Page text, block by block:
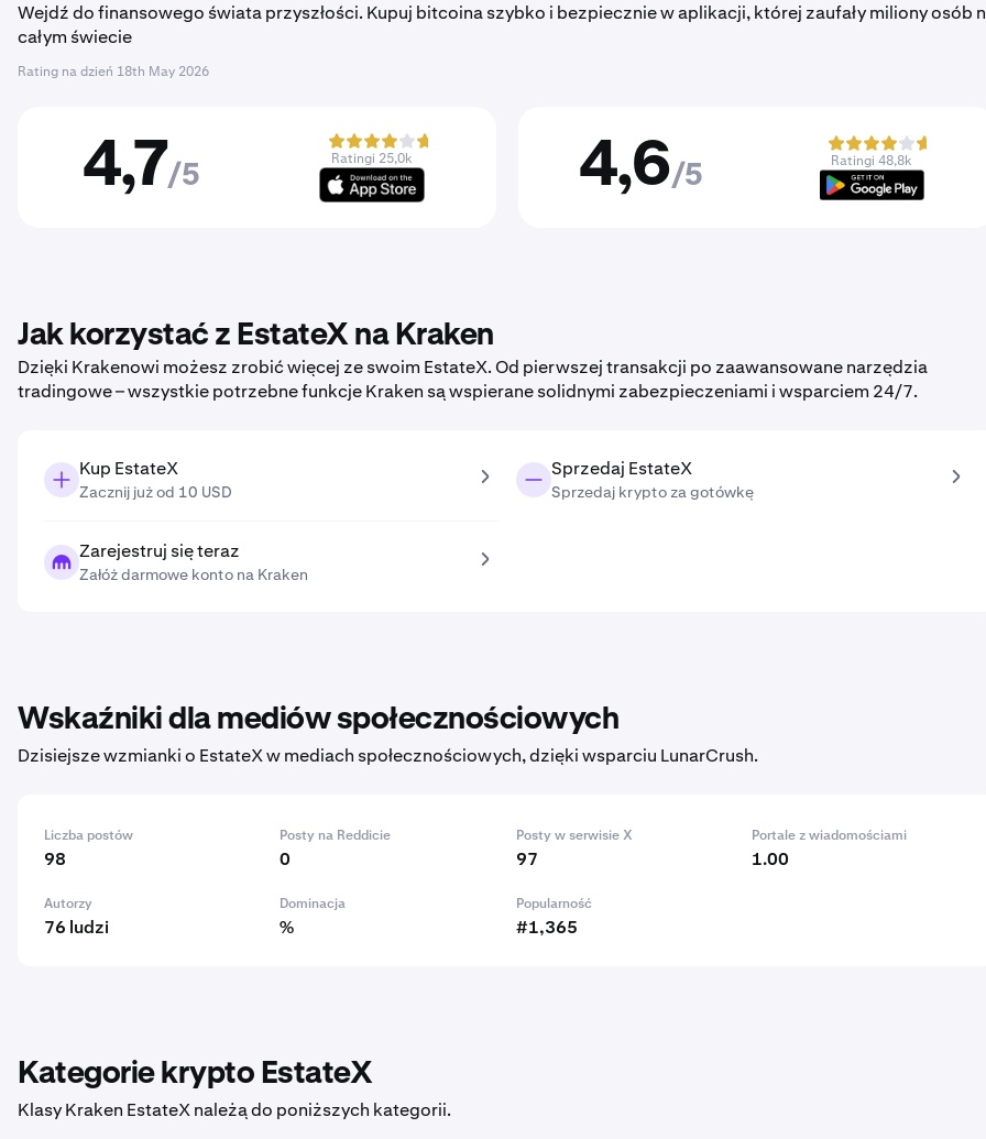
Wejdź do finansowego świata przyszłości. Kupuj bitcoina szybko i bezpiecznie w aplikacji, której zaufały miliony osób
całym świecie
Rating na dzień 18th May 2026
4,7/5
Ratingi 25,0k 4,6/5
Ratingi 48,8k
Jak korzystać z EstateX na Kraken
Dzięki Krakenowi możesz zrobić więcej ze swoim EstateX. Od pierwszej transakcji po zaawansowane narzędzia
tradingowe – wszystkie potrzebne funkcje Kraken są wspierane solidnymi zabezpieczeniami i wsparciem 24/7.
Kup EstateX
Zacznij już od 10 USD
Sprzedaj EstateX
Sprzedaj krypto za gotówkę
Zarejestruj się teraz
Załóż darmowe konto na Kraken
Wskaźniki dla mediów społecznościowych
Dzisiejsze wzmianki o EstateX w mediach społecznościowych, dzięki wsparciu LunarCrush.
Liczba postów
98
Posty na Reddicie
0
Posty w serwisie X
97
Portale z wiadomościami
1.00
Autorzy
76 ludzi
Dominacja
%
Popularność
#1,365
Kategorie krypto EstateX
Klasy Kraken EstateX należą do poniższych kategorii.